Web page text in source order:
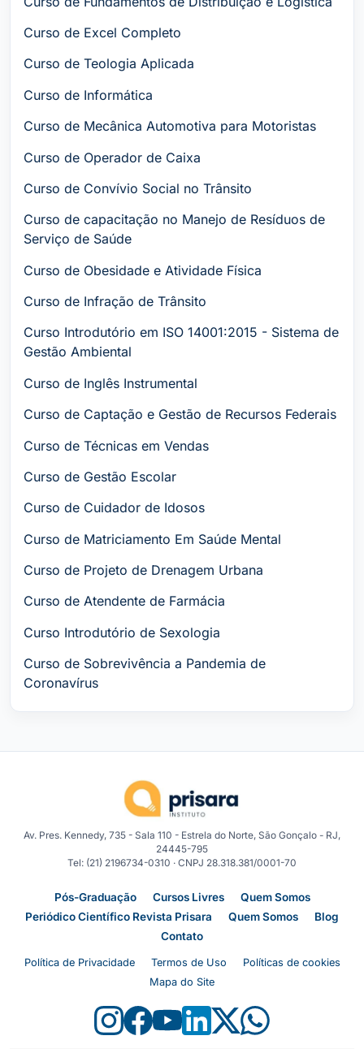
Curso de Excel Completo
Curso de Teologia Aplicada
Curso de Informática
Curso de Mecânica Automotiva para Motoristas
Curso de Operador de Caixa
Curso de Convívio Social no Trânsito
Curso de capacitação no Manejo de Resíduos de
Serviço de Saúde
Curso de Obesidade e Atividade Física
Curso de Infração de Trânsito
Curso Introdutório em ISO 14001:2015 - Sistema de
Gestão Ambiental
Curso de Inglês Instrumental
Curso de Captação e Gestão de Recursos Federais
Curso de Técnicas em Vendas
Curso de Gestão Escolar
Curso de Cuidador de Idosos
Curso de Matriciamento Em Saúde Mental
Curso de Projeto de Drenagem Urbana
Curso de Atendente de Farmácia
Curso Introdutório de Sexologia
Curso de Sobrevivência a Pandemia de
Coronavírus
Av. Pres. Kennedy, 735 - Sala 110 - Estrela do Norte, São Gonçalo - RJ,
24445-795
Tel: (21) 2196734-0310 · CNPJ 28.318.381/0001-70
Pós-Graduação Cursos Livres
Quem Somos
Periódico Científico Revista Prisara
Quem Somos
Blog
Contato
Política de Privacidade Termos de Uso
Políticas de cookies
Mapa do Site